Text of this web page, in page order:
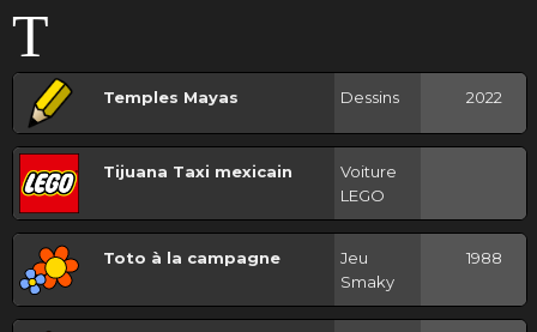
T
Temples Mayas Dessins 2022
Tijuana Taxi mexicain
Voiture
LEGO
Toto à la campagne
Jeu
Smaky
1988